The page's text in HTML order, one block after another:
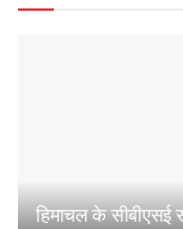
हिमाचल के सीबीएसई